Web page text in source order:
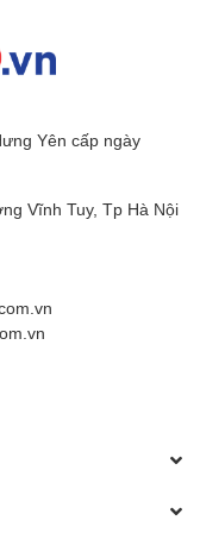
Yên cấp ngày
Vĩnh Tuy, Tp Hà Nội